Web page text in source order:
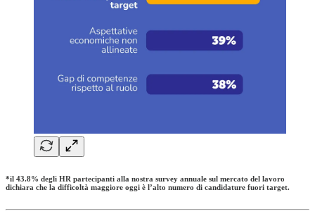
*il 43.8% degli HR partecipanti alla nostra survey annuale sul mercato del lavoro
dichiara che la difficoltà maggiore oggi è l’alto numero di candidature fuori target.